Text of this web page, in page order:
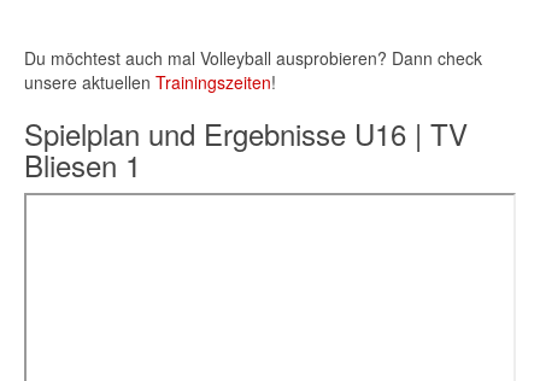
Du möchtest auch mal Volleyball ausprobieren? Dann check
unsere aktuellen Trainingszeiten!
Spielplan und Ergebnisse U16 | TV
Bliesen 1